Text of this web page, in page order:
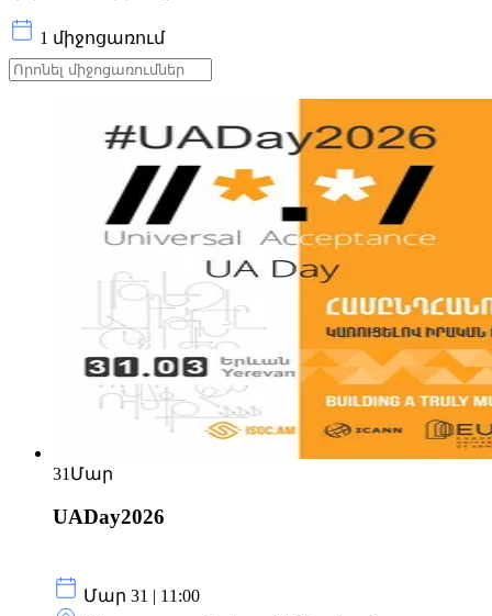
1 միջոցառում
31 Մար
UADay2026
Մար 31 | 11:00